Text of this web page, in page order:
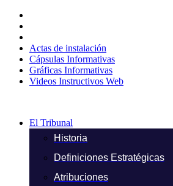
contenido
Actas de instalación
Cápsulas Informativas
Gráficas Informativas
Videos Instructivos Web
El Tribunal
Historia
Definiciones Estratégicas
Atribuciones